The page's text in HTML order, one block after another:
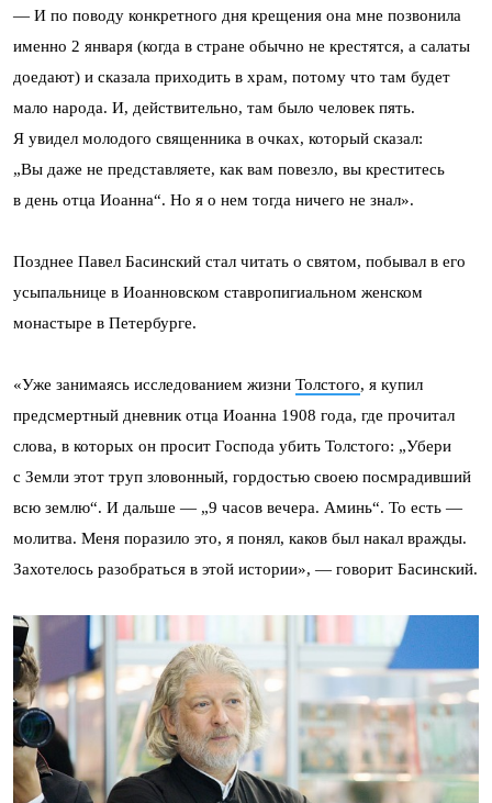
— И по поводу конкретного дня крещения она мне позвонила
именно 2 января (когда в стране обычно не крестятся, а салаты
доедают) и сказала приходить в храм, потому что там будет
мало народа. И, действительно, там было человек пять.
Я увидел молодого священника в очках, который сказал:
„Вы даже не представляете, как вам повезло, вы креститесь
в день отца Иоанна“. Но я о нем тогда ничего не знал».
Позднее Павел Басинский стал читать о святом, побывал в его
усыпальнице в Иоанновском ставропигиальном женском
монастыре в Петербурге.
«Уже занимаясь исследованием жизни Толстого, я купил
предсмертный дневник отца Иоанна 1908 года, где прочитал
слова, в которых он просит Господа убить Толстого: „Убери
с Земли этот труп зловонный, гордостью своею посмрадивший
всю землю“. И дальше — „9 часов вечера. Аминь“. То есть —
молитва. Меня поразило это, я понял, каков был накал вражды.
Захотелось разобраться в этой истории», — говорит Басинский.